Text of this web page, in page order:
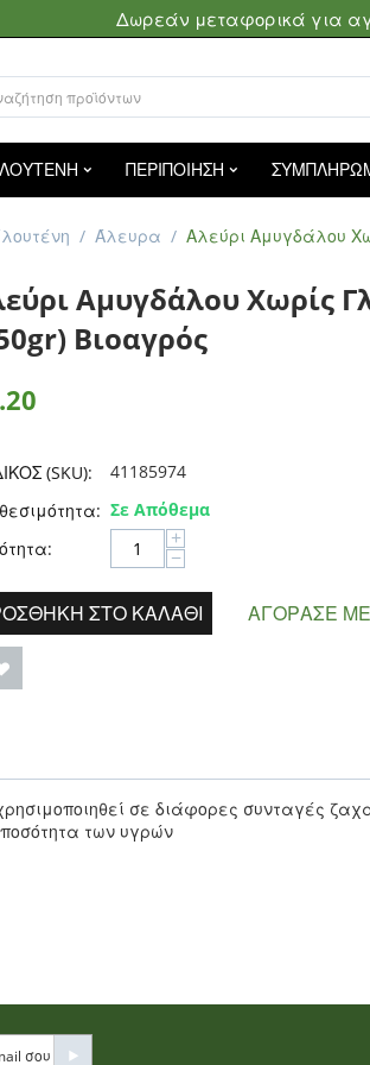
Δωρεάν μεταφορικά για
ΠΕΡΙΠΟΙΗΣΗ
/ Άλευρα / Αλεύρι Αμυγδάλου
Αμυγδάλου Χωρίς
Βιοαγρός
(SKU):
41185974
Σε Απόθεμα
+
−
ΣΤΟ ΚΑΛΆΘΙ ΑΓΌΡΑΣΕ ΜΕ
σε διάφορες συνταγές
των υγρών